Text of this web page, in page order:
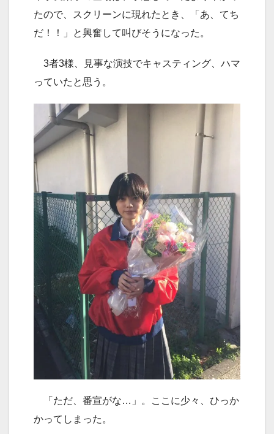
たので、スクリーンに現れたとき、「あ、てち
だ！！」と興奮して叫びそうになった。
3者3様、見事な演技でキャスティング、ハマ
っていたと思う。
「ただ、番宣がな…」。ここに少々、ひっか
かってしまった。